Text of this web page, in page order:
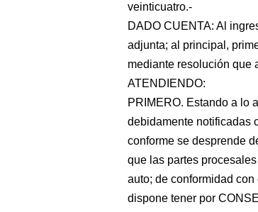
veinticuatro.-
DADO CUENTA: Al
adjunta; al principal,
mediante resolución que
ATENDIENDO:
PRIMERO. Estando a lo
debidamente notificadas
conforme se desprende
que las partes
auto; de conformidad
dispone tener por